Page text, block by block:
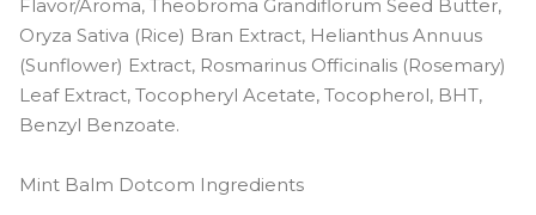
Flavor/Aroma, Theobroma Grandiflorum Seed Butter,
Oryza Sativa (Rice) Bran Extract, Helianthus Annuus
(Sunflower) Extract, Rosmarinus Officinalis (Rosemary)
Leaf Extract, Tocopheryl Acetate, Tocopherol, BHT,
Benzyl Benzoate.
Mint Balm Dotcom Ingredients